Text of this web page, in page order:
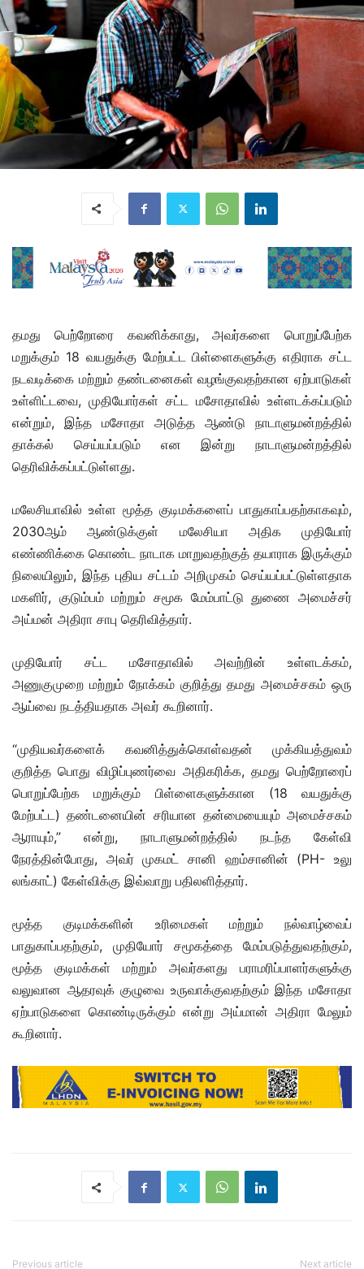
தமது பெற்றோரை கவனிக்காது, அவர்களை பொறுப்பேற்க
மறுக்கும் 18 வயதுக்கு மேற்பட்ட பிள்ளைகளுக்கு எதிராக சட்ட
நடவடிக்கை மற்றும் தண்டனைகள் வழங்குவதற்கான ஏற்பாடுகள்
உள்ளிட்டவை, முதியோர்கள் சட்ட மசோதாவில் உள்ளடக்கப்படும்
என்றும், இந்த மசோதா அடுத்த ஆண்டு நாடாளுமன்றத்தில்
தாக்கல் செய்யப்படும் என இன்று நாடாளுமன்றத்தில்
தெரிவிக்கப்பட்டுள்ளது.
மலேசியாவில் உள்ள மூத்த குடிமக்களைப் பாதுகாப்பதற்காகவும்,
2030ஆம் ஆண்டுக்குள் மலேசியா அதிக முதியோர்
எண்ணிக்கை கொண்ட நாடாக மாறுவதற்குத் தயாராக இருக்கும்
நிலையிலும், இந்த புதிய சட்டம் அறிமுகம் செய்யப்பட்டுள்ளதாக
மகளிர், குடும்பம் மற்றும் சமூக மேம்பாட்டு துணை அமைச்சர்
அய்மன் அதிரா சாபு தெரிவித்தார்.
முதியோர் சட்ட மசோதாவில் அவற்றின் உள்ளடக்கம்,
அணுகுமுறை மற்றும் நோக்கம் குறித்து தமது அமைச்சகம் ஒரு
ஆய்வை நடத்தியதாக அவர் கூறினார்.
“முதியவர்களைக் கவனித்துக்கொள்வதன் முக்கியத்துவம்
குறித்த பொது விழிப்புணர்வை அதிகரிக்க, தமது பெற்றோரைப்
பொறுப்பேற்க மறுக்கும் பிள்ளைகளுக்கான (18 வயதுக்கு
மேற்பட்ட) தண்டனையின் சரியான தன்மையையும் அமைச்சகம்
ஆராயும்,” என்று, நாடாளுமன்றத்தில் நடந்த கேள்வி
நேரத்தின்போது, அவர் முகமட் சானி ஹம்சானின் (PH- உலு
லங்காட்) கேள்விக்கு இவ்வாறு பதிலளித்தார்.
மூத்த குடிமக்களின் உரிமைகள் மற்றும் நல்வாழ்வைப்
பாதுகாப்பதற்கும், முதியோர் சமூகத்தை மேம்படுத்துவதற்கும்,
மூத்த குடிமக்கள் மற்றும் அவர்களது பராமரிப்பாளர்களுக்கு
வலுவான ஆதரவுக் குழுவை உருவாக்குவதற்கும் இந்த மசோதா
ஏற்பாடுகளை கொண்டிருக்கும் என்று அய்மான் அதிரா மேலும்
கூறினார்.
Previous article Next article